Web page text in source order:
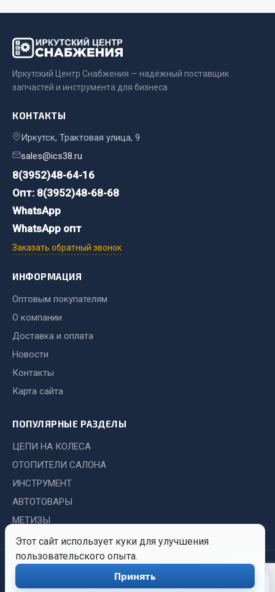
Двигатель
Система выпуска газа
Система охлаждения
Коробка передач
Рулевое управление
Тормозная система
Показать ещё
Весь раздел
Запчасти HOWO
Тормозная система
Двигатель
Система питания
Система выпуска газа
Запчасти SHAANXI (SHACMAN)
Система питания
Тормозная система
Колеса и шины
Система охлаждения
Оперение кабины
Этот сайт использует куки для улучшения
пользовательского опыта.
Принять
Иркутский Центр Снабжения — надёжный поставщик
запчастей и инструмента для бизнеса
КОНТАКТЫ
Иркутск, Трактовая улица, 9
sales@ics38.ru
8(3952)48-64-16
Опт: 8(3952)48-68-68
WhatsApp
WhatsApp опт
Заказать обратный звонок
ИНФОРМАЦИЯ
Оптовым покупателям
О компании
Доставка и оплата
Новости
Контакты
Карта сайта
ПОПУЛЯРНЫЕ РАЗДЕЛЫ
ЦЕПИ НА КОЛЕСА
ОТОПИТЕЛИ САЛОНА
ИНСТРУМЕНТ
АВТОТОВАРЫ
МЕТИЗЫ
© 2026 Иркутский Центр Политика
конфиденциальности
Обработка